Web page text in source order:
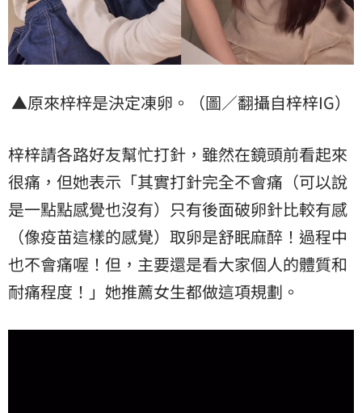
▲原來梓梓是決定凍卵。（圖／翻攝自梓梓IG）
梓梓請各路好友幫忙打針，雖然在鏡頭前看起來
很痛，但她表示「其實打針完全不會痛（可以說
是一點點感覺也沒有）只有後面破卵針比較有感
（像疫苗這樣的感覺）取卵是舒眠麻醉！過程中
也不會痛喔！但，主要還是看大家個人的體質和
耐痛程度！」她推薦女生都做這項規劃。